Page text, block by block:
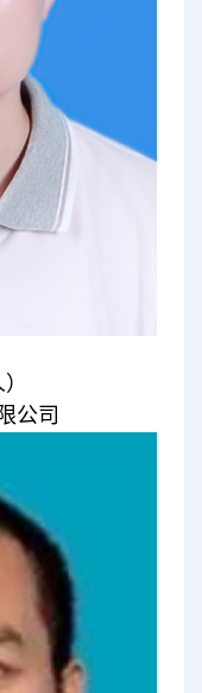
公司